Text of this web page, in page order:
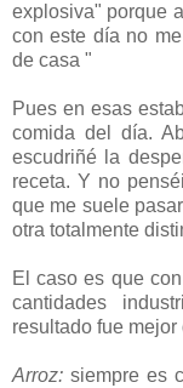
explosiva" porque
con este día no
de casa "
Pues en esas
comida del día.
escudriñé la
receta. Y no
que me suele
otra totalmente
El caso es que
cantidades
resultado fue
Arroz: siempre es